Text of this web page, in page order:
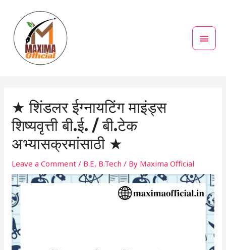
content
★ शिंडलर ईग्नायटिंग माइंड्स
शिष्यवृत्ती बी.ई. / बी.टेक
अभ्यासक्रमांसाठी ★
Leave a Comment / B.E, B.Tech / By Maxima Official